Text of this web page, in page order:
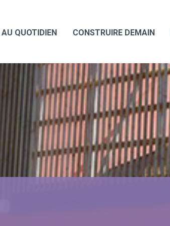
AU QUOTIDIEN CONSTRUIRE DEMAIN